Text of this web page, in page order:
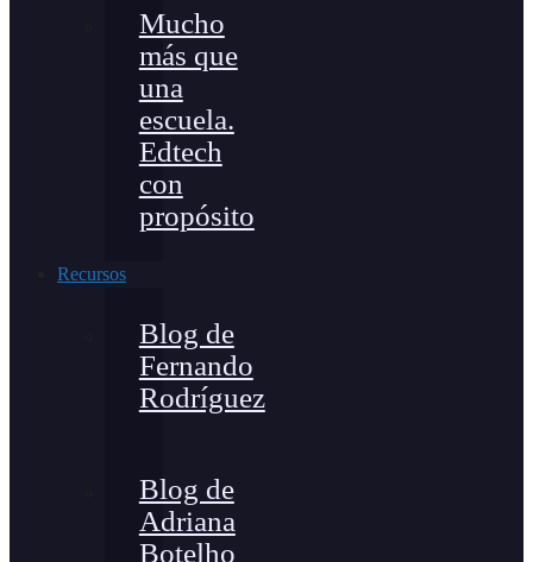
Mucho
más que
una
escuela.
Edtech
con
propósito
Recursos
Blog de
Fernando
Rodríguez
Blog de
Adriana
Botelho